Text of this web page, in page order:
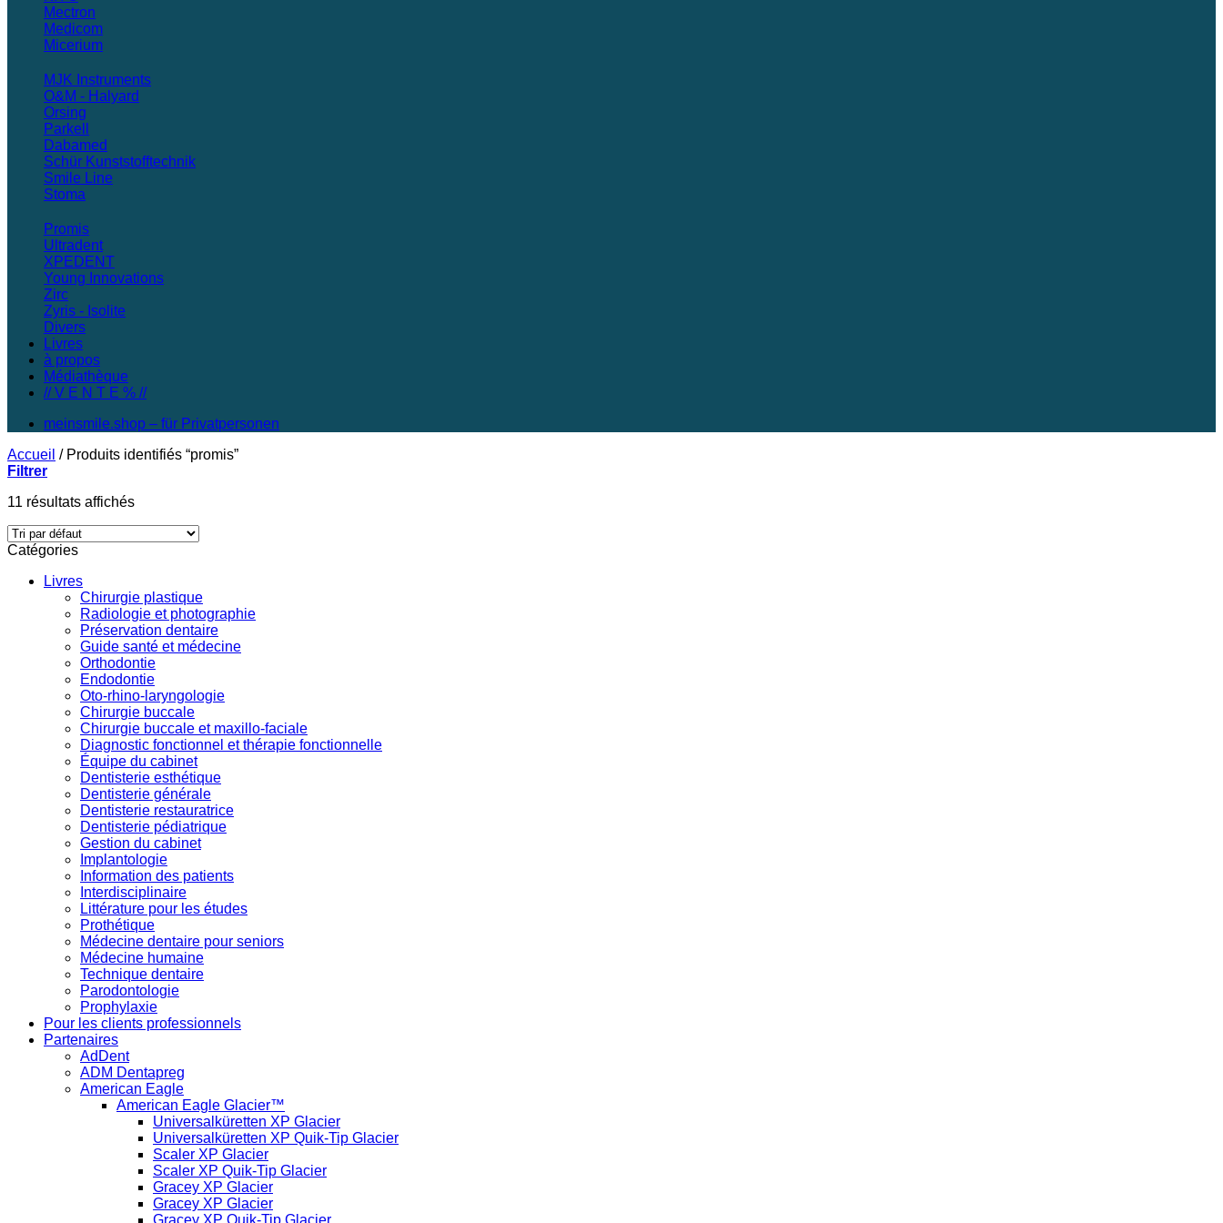
Mectron
Medicom
Micerium
MJK Instruments
O&M - Halyard
Orsing
Parkell
Dabamed
Schür Kunststofftechnik
Smile Line
Stoma
Promis
Ultradent
XPEDENT
Young Innovations
Zirc
Zyris - Isolite
Divers
Livres
à propos
Médiathèque
// V E N T E % //
meinsmile.shop – für Privatpersonen
Accueil /Produits identifiés “promis”
Filtrer
11 résultats affichés
Catégories
Livres
Chirurgie plastique
Radiologie et photographie
Préservation dentaire
Guide santé et médecine
Orthodontie
Endodontie
Oto-rhino-laryngologie
Chirurgie buccale
Chirurgie buccale et maxillo-faciale
Diagnostic fonctionnel et thérapie fonctionnelle
Équipe du cabinet
Dentisterie esthétique
Dentisterie générale
Dentisterie restauratrice
Dentisterie pédiatrique
Gestion du cabinet
Implantologie
Information des patients
Interdisciplinaire
Littérature pour les études
Prothétique
Médecine dentaire pour seniors
Médecine humaine
Technique dentaire
Parodontologie
Prophylaxie
Pour les clients professionnels
Partenaires
AdDent
ADM Dentapreg
American Eagle
American Eagle Glacier™
Universalküretten XP Glacier
Universalküretten XP Quik-Tip Glacier
Scaler XP Glacier
Scaler XP Quik-Tip Glacier
Gracey XP Glacier
Gracey XP Glacier
Gracey XP Quik-Tip Glacier